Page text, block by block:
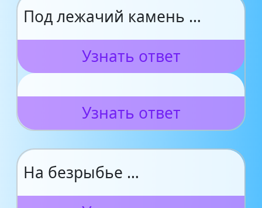
Под лежачий камень …
Узнать ответ
Узнать ответ
На безрыбье …